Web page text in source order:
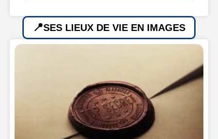
SES LIEUX DE VIE EN IMAGES